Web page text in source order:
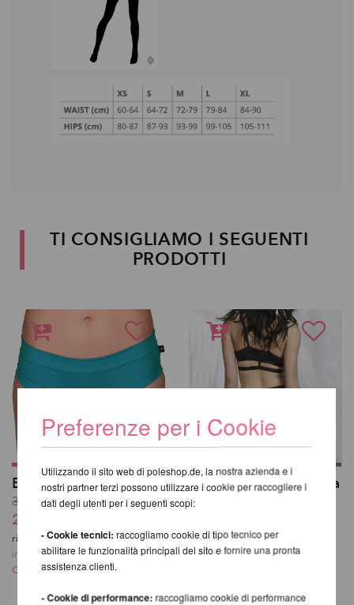
TI CONSIGLIAMO I SEGUENTI
PRODOTTI
Essential Hot Pants
30,76 EUR
25,63 EUR
risparmi17% / 5,13 EUR
incl. 22 % UST escl.
Costi di spedizione
Basic Shorts a vita alta
- Lunalae
incl. 22 % UST escl.
Costi di spedizione
Preferenze per i Cookie
Utilizzando il sito web di poleshop.de, la nostra azienda e i
nostri partner terzi possono utilizzare i cookie per raccogliere i
dati degli utenti per i seguenti scopi:
- Cookie tecnici: raccogliamo cookie di tipo tecnico per
abilitare le funzionalità principali del sito e fornire una pronta
assistenza clienti.
- Cookie di performance: raccogliamo cookie di performance